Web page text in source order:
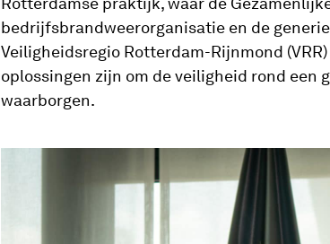
bedrijfsbrandweerorganisatie en de
Veiligheidsregio Rotterdam-Rijnmond
oplossingen zijn om de veiligheid rond een
waarborgen.